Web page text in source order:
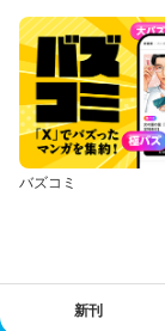
バズコミ
新刊